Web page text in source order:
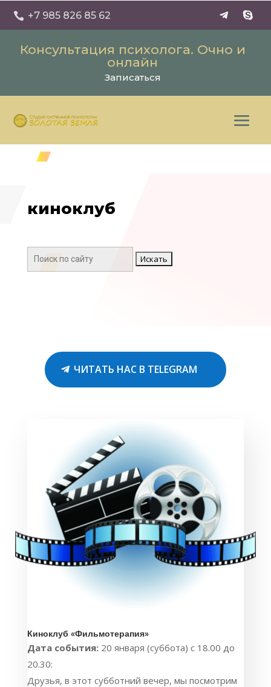
 +7 985 826 85 62
Консультация психолога. Очно и
онлайн
Записаться
киноклуб
Поиск:
ЧИТАТЬ НАС В TELEGRAM
Киноклуб «Фильмотерапия»
Дата события: 20 января (суббота) с 18.00 до
20.30:
Друзья, в этот субботний вечер, мы посмотрим